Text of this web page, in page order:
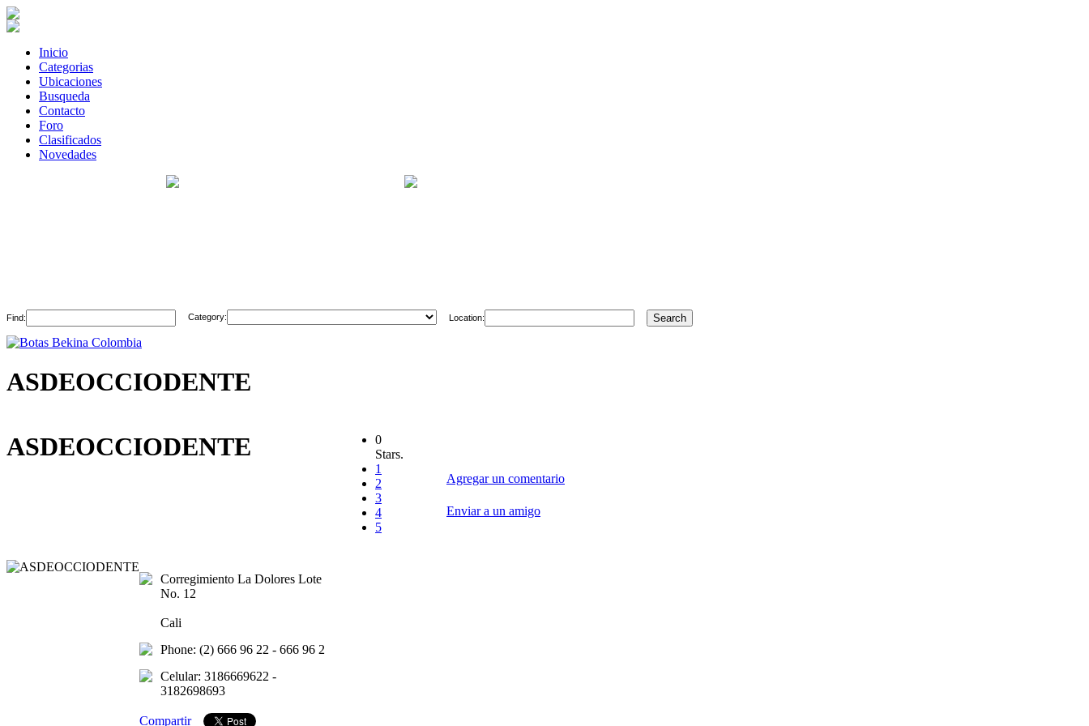
Inicio
Categorias
Ubicaciones
Busqueda
Contacto
Foro
Clasificados
Novedades
Find: Category: Location:
ASDEOCCIODENTE
ASDEOCCIODENTE
0
Stars.
1
2
3
4
5
Corregimiento La Dolores Lote
No. 12
Cali
Phone: (2) 666 96 22 - 666 96 2
Celular: 3186669622 -
3182698693
Compartir
Agregar un comentario
Enviar a un amigo